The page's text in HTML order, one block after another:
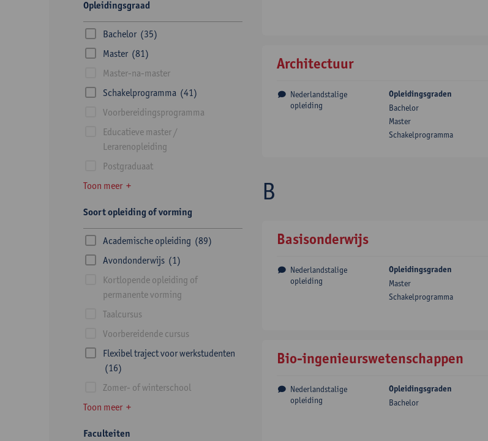
Opleidingsgraad
Bachelor (35)
Master (81)
Master-na-master
Schakelprogramma (41)
Voorbereidingsprogramma
Educatieve master /
Lerarenopleiding
Postgraduaat
Toon meer
Soort opleiding of vorming
Academische opleiding (89)
Avondonderwijs (1)
Kortlopende opleiding of
permanente vorming
Taalcursus
Voorbereidende cursus
Flexibel traject voor werkstudenten
(16)
Zomer- of winterschool
Toon meer
Faculteiten
Architectuur
Nederlandstalige
opleiding
Opleidingsgraden
Bachelor
Master
Schakelprogramma
Basisonderwijs
Nederlandstalige
opleiding
Opleidingsgraden
Master
Schakelprogramma
Bio-ingenieurswetenschappen
Nederlandstalige
opleiding
Opleidingsgraden
Bachelor